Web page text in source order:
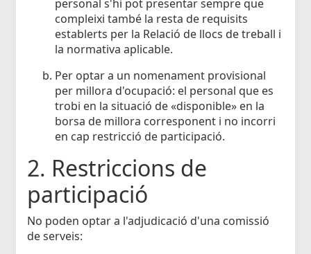
personal s'hi pot presentar sempre que
compleixi també la resta de requisits
establerts per la Relació de llocs de treball i
la normativa aplicable.
Per optar a un nomenament provisional
per millora d'ocupació: el personal que es
trobi en la situació de «disponible» en la
borsa de millora corresponent i no incorri
en cap restricció de participació.
2. Restriccions de
participació
No poden optar a l'adjudicació d'una comissió
de serveis: